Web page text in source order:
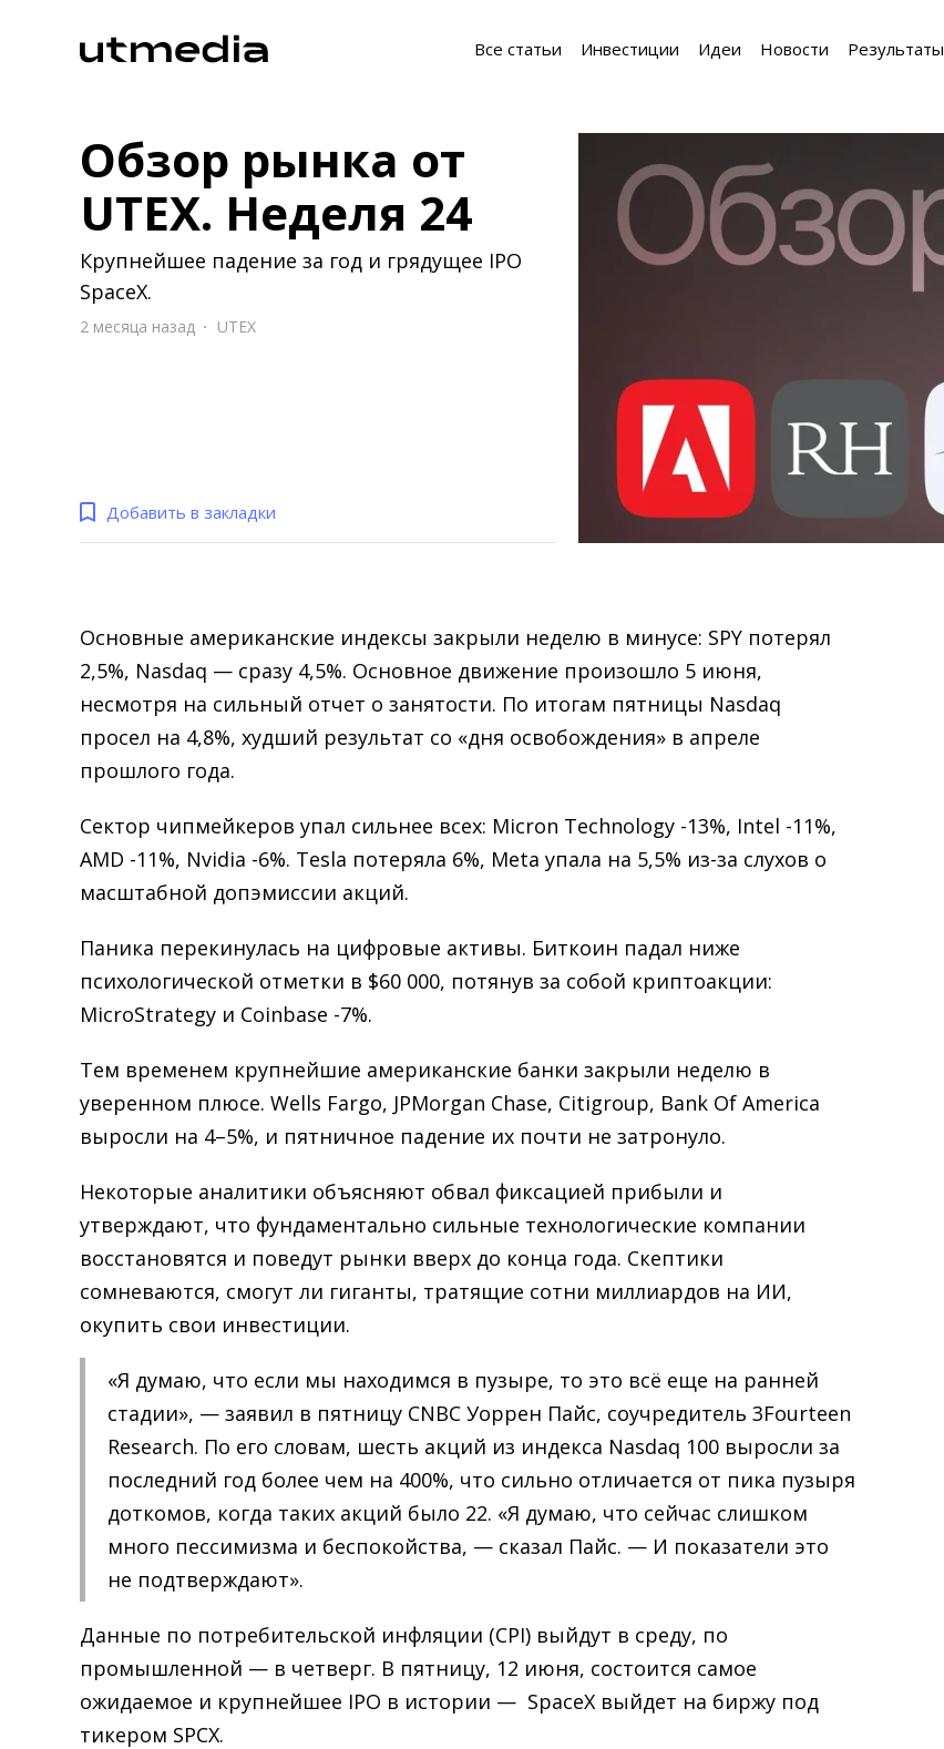
Все статьи Инвестиции Идеи Новости Результаты
Обзор рынка от
UTEX. Неделя 24
Крупнейшее падение за год и грядущее IPO
SpaceX.
2 месяца назад UTEX
Добавить в закладки
Основные американские индексы закрыли неделю в минусе: SPY потерял
2,5%, Nasdaq — сразу 4,5%. Основное движение произошло 5 июня,
несмотря на сильный отчет о занятости. По итогам пятницы Nasdaq
просел на 4,8%, худший результат со «дня освобождения» в апреле
прошлого года.
Сектор чипмейкеров упал сильнее всех: Micron Technology -13%, Intel -11%,
AMD -11%, Nvidia -6%. Tesla потеряла 6%, Meta упала на 5,5% из-за слухов о
масштабной допэмиссии акций.
Паника перекинулась на цифровые активы. Биткоин падал ниже
психологической отметки в $60 000, потянув за собой криптоакции:
MicroStrategy и Coinbase -7%.
Тем временем крупнейшие американские банки закрыли неделю в
уверенном плюсе. Wells Fargo, JPMorgan Chase, Citigroup, Bank Of America
выросли на 4–5%, и пятничное падение их почти не затронуло.
Некоторые аналитики объясняют обвал фиксацией прибыли и
утверждают, что фундаментально сильные технологические компании
восстановятся и поведут рынки вверх до конца года. Скептики
сомневаются, смогут ли гиганты, тратящие сотни миллиардов на ИИ,
окупить свои инвестиции.
«Я думаю, что если мы находимся в пузыре, то это всё еще на ранней
стадии», — заявил в пятницу CNBC Уоррен Пайс, соучредитель 3Fourteen
Research. По его словам, шесть акций из индекса Nasdaq 100 выросли за
последний год более чем на 400%, что сильно отличается от пика пузыря
доткомов, когда таких акций было 22. «Я думаю, что сейчас слишком
много пессимизма и беспокойства, — сказал Пайс. — И показатели это
не подтверждают».
Данные по потребительской инфляции (CPI) выйдут в среду, по
промышленной — в четверг. В пятницу, 12 июня, состоится самое
ожидаемое и крупнейшее IPO в истории — SpaceX выйдет на биржу под
тикером SPCX.